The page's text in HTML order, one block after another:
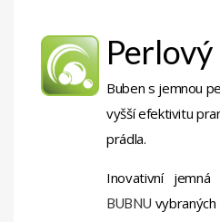
Buben s jemnou
vyšší efektivitu
prádla.
Inovativní jemná
BUBNU